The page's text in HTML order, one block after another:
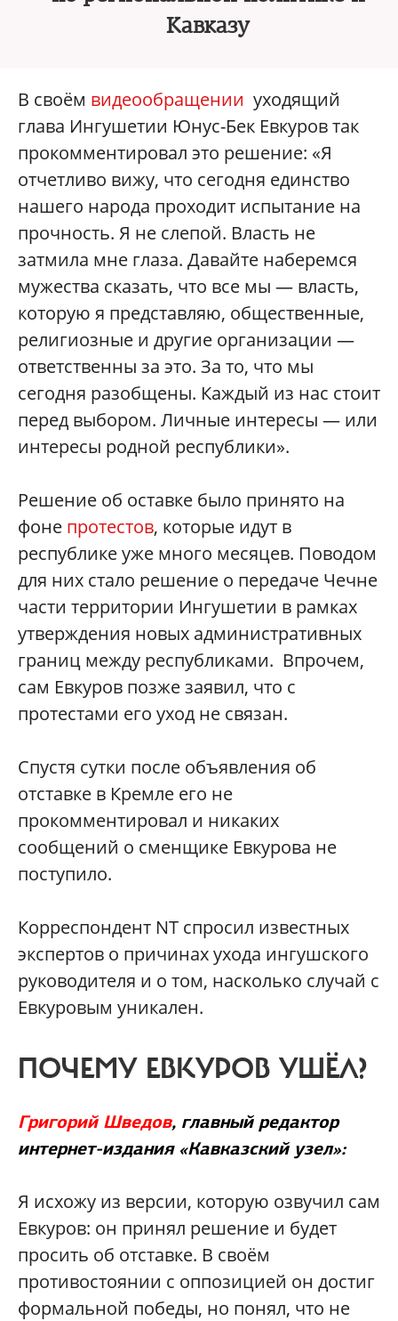
Кавказу
В своём видеообращении уходящий
глава Ингушетии Юнус-Бек Евкуров так
прокомментировал это решение: «Я
отчетливо вижу, что сегодня единство
нашего народа проходит испытание на
прочность. Я не слепой. Власть не
затмила мне глаза. Давайте наберемся
мужества сказать, что все мы — власть,
которую я представляю, общественные,
религиозные и другие организации —
ответственны за это. За то, что мы
сегодня разобщены. Каждый из нас стоит
перед выбором. Личные интересы — или
интересы родной республики».
Решение об оставке было принято на
фоне протестов, которые идут в
республике уже много месяцев. Поводом
для них стало решение о передаче Чечне
части территории Ингушетии в рамках
утверждения новых административных
границ между республиками. Впрочем,
сам Евкуров позже заявил, что с
протестами его уход не связан.
Спустя сутки после объявления об
отставке в Кремле его не
прокомментировал и никаких
сообщений о сменщике Евкурова не
поступило.
Корреспондент NT спросил известных
экспертов о причинах ухода ингушского
руководителя и о том, насколько случай с
Евкуровым уникален.
ПОЧЕМУ ЕВКУРОВ УШЁЛ?
Григорий Шведов, главный редактор
интернет-издания «Кавказский узел»:
Я исхожу из версии, которую озвучил сам
Евкуров: он принял решение и будет
просить об отставке. В своём
противостоянии с оппозицией он достиг
формальной победы, но понял, что не